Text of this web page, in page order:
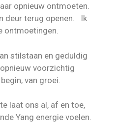
opnieuw ontmoeten.
deur terug openen. Ik
ontmoetingen.
stilstaan en geduldig
voorzichtig
van groei.
laat ons al, af en toe,
Yang energie voelen.